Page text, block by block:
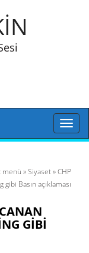
Toggle
menü »Siyaset» CHP
Basın açıklaması
GIBI